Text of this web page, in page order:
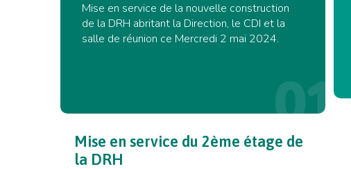
01
Mise en service de la nouvelle construction
de la DRH abritant la Direction, le CDI et la
salle de réunion ce Mercredi 2 mai 2024.
Mise en service du 2ème étage de
la DRH